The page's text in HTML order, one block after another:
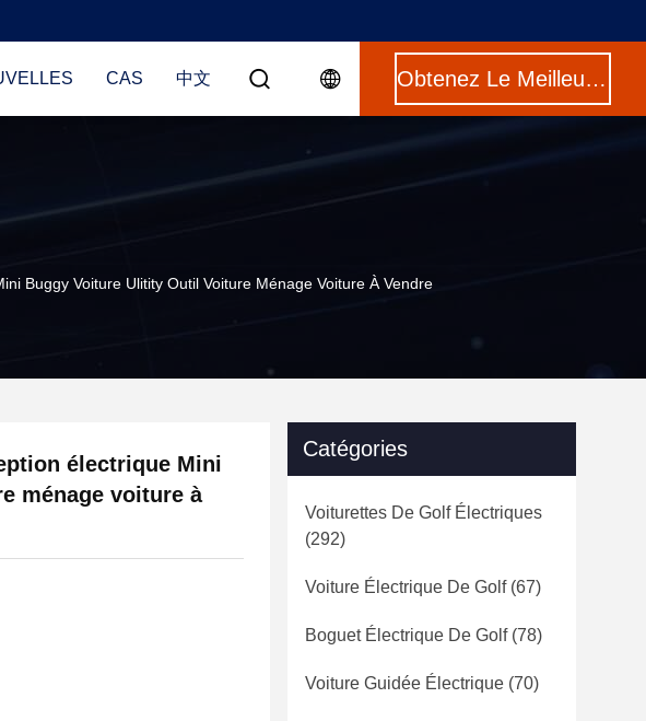
CAS 中文 Obtenez Le Meilleur Prix
Buggy Voiture Ulitity Outil Voiture Ménage Voiture À Vendre
électrique Mini
ménage voiture à
Catégories
Voiturettes De Golf Électriques
(292)
Voiture Électrique De Golf(67)
Boguet Électrique De Golf(78)
Voiture Guidée Électrique (70)